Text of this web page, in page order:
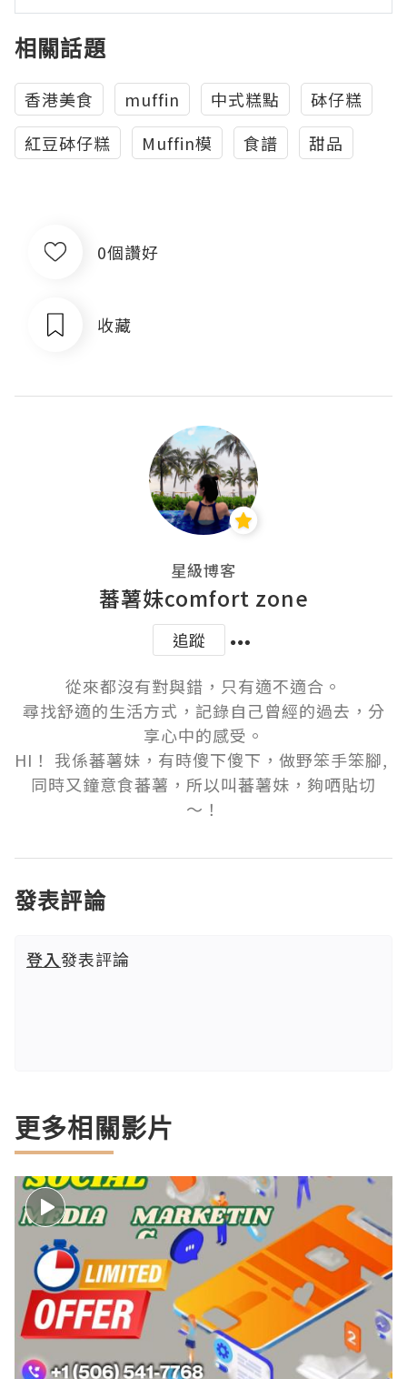
相關話題
香港美食 muffin 中式糕點
砵仔糕
紅豆砵仔糕
Muffin模 食譜 甜品
0個讚好
收藏
星級博客
蕃薯妹comfort zone
追蹤
從來都沒有對與錯，只有適不適合。
尋找舒適的生活方式，記錄自己曾經的過去，分
享心中的感受。
HI！ 我係蕃薯妹，有時傻下傻下，做野笨手笨腳,
同時又鐘意食蕃薯，所以叫蕃薯妹，夠哂貼切
～！
發表評論
登入發表評論
更多相關影片